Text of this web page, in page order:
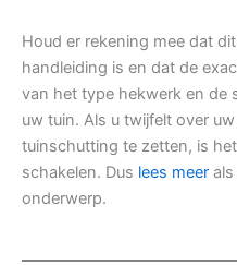
Houd er rekening mee dat
handleiding is en dat de
van het type hekwerk en de
uw tuin. Als u twijfelt over
tuinschutting te zetten, is
schakelen. Dus lees meer
onderwerp.